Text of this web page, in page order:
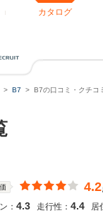
カタログ
B7 B7の口コミ・クチコ
4.2
： 4.3 走行性： 4.4 居